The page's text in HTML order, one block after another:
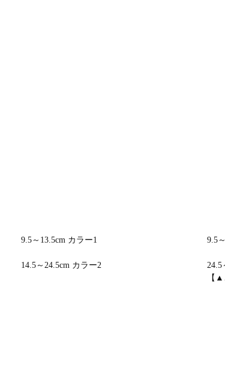
9.5～13.5cm カラー1 9.5
14.5～24.5cm カラー2
24.5
【